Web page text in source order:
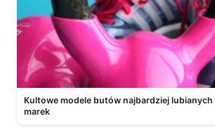
Kultowe modele butów najbardziej
marek